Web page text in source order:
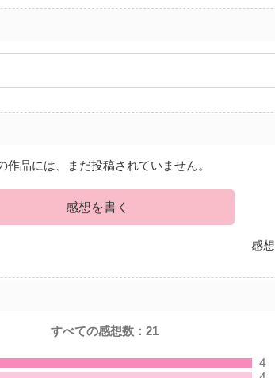
作品には、まだ投稿されていません。
感想を書く
感
すべての感想数：21